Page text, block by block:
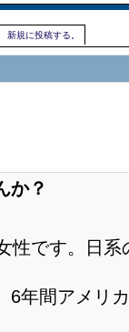
新規に投稿する。
か？
性です。日系
6年間アメリ